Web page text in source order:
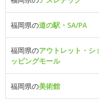
福岡県の道の駅・SA/PA
福岡県のアウトレット・シ
ッピングモール
福岡県の美術館